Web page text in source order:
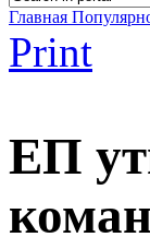
Главная
Print
ЕП